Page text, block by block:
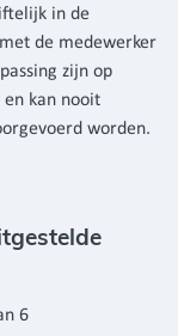
in de
de medewerker
zijn op
kan nooit
worden.
6